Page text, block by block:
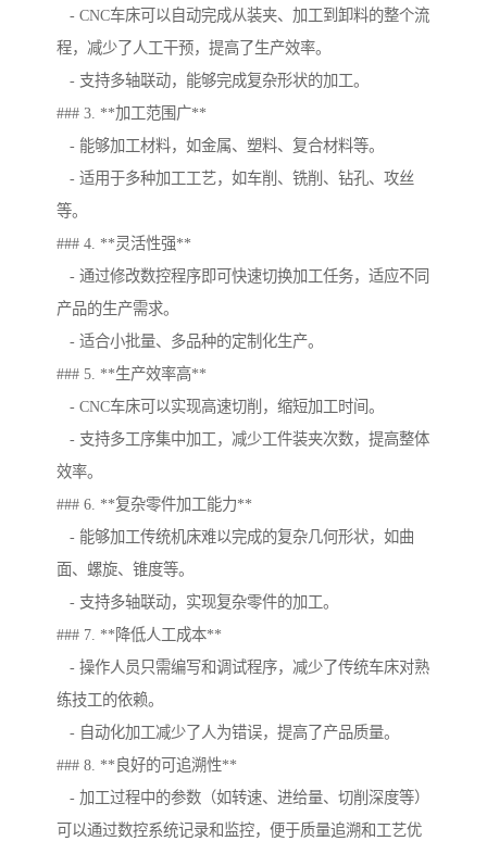
- CNC车床可以自动完成从装夹、加工到卸料的整个流
程，减少了人工干预，提高了生产效率。
- 支持多轴联动，能够完成复杂形状的加工。
### 3. **加工范围广**
- 能够加工材料，如金属、塑料、复合材料等。
- 适用于多种加工工艺，如车削、铣削、钻孔、攻丝
等。
### 4. **灵活性强**
- 通过修改数控程序即可快速切换加工任务，适应不同
产品的生产需求。
- 适合小批量、多品种的定制化生产。
### 5. **生产效率高**
- CNC车床可以实现高速切削，缩短加工时间。
- 支持多工序集中加工，减少工件装夹次数，提高整体
效率。
### 6. **复杂零件加工能力**
- 能够加工传统机床难以完成的复杂几何形状，如曲
面、螺旋、锥度等。
- 支持多轴联动，实现复杂零件的加工。
### 7. **降低人工成本**
- 操作人员只需编写和调试程序，减少了传统车床对熟
练技工的依赖。
- 自动化加工减少了人为错误，提高了产品质量。
### 8. **良好的可追溯性**
- 加工过程中的参数（如转速、进给量、切削深度等）
可以通过数控系统记录和监控，便于质量追溯和工艺优